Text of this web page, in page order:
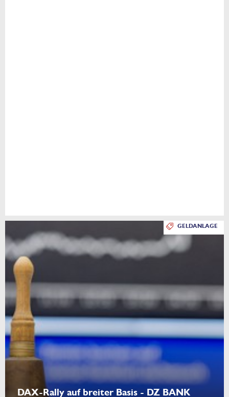
GELDANLAGE
DAX-Rally auf breiter Basis - DZ BANK